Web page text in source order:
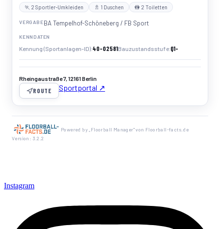
🏃 2 Sportler-Umkleiden 🚿 1 Duschen 🚻 2 Toiletten
VERGABEBA Tempelhof-Schöneberg / FB Sport
KENNDATEN
Kennung (Sportanlagen-ID) 40-02581Bauzustandsstufe Q1-
Rheingaustraße 7, 12161 Berlin
ROUTE Sportportal ↗
Powered by „Floorball Manager" von Floorball-facts.de
Version: 3.2.2
Instagram